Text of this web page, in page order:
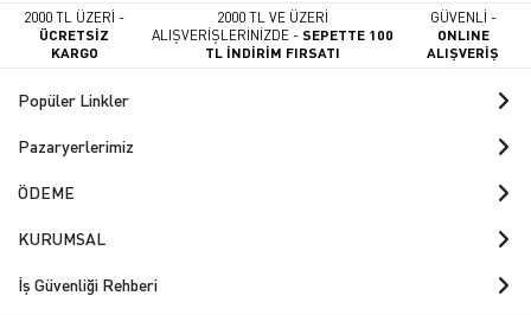
2000 TL ÜZERİ -
ÜCRETSİZ
KARGO
2000 TL VE ÜZERİ
ALIŞVERİŞLERİNİZDE -SEPETTE 100
TL İNDİRİM FIRSATI
GÜVENLİ -
ONLINE
ALIŞVERİŞ
Popüler Linkler
Pazaryerlerimiz
ÖDEME
KURUMSAL
İş Güvenliği Rehberi